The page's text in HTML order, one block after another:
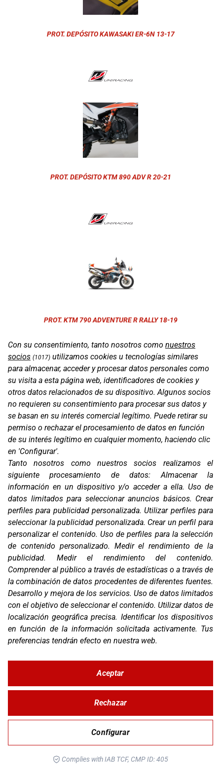
PROT. DEPÓSITO KAWASAKI ER-6N 13-17
PROT. DEPÓSITO KTM 890 ADV R 20-21
PROT. KTM 790 ADVENTURE R RALLY 18-19
PROT. KTM 890 ADVENTURE R RALLY 20-21
PROT. DEPÓSITO KTM 890 ADV R RALLY 20-21
Con su consentimiento, tanto nosotros como nuestros
socios (1017) utilizamos cookies u tecnologías similares
para almacenar, acceder y procesar datos personales como
su visita a esta página web, identificadores de cookies y
otros datos relacionados de su dispositivo. Algunos socios
no requieren su consentimiento para procesar sus datos y
se basan en su interés comercial legítimo. Puede retirar su
permiso o rechazar el procesamiento de datos en función
de su interés legítimo en cualquier momento, haciendo clic
en 'Configurar'.
Tanto nosotros como nuestros socios realizamos el
siguiente procesamiento de datos:Almacenar la
información en un dispositivo y/o acceder a ella. Uso de
datos limitados para seleccionar anuncios básicos. Crear
perfiles para publicidad personalizada.Utilizar perfiles para
seleccionar la publicidad personalizada. Crear un perfil para
personalizar el contenido. Uso de perfiles para la selección
de contenido personalizado. Medir el rendimiento de la
publicidad. Medir el rendimiento del contenido.
Comprender al público a través de estadísticas o a través de
la combinación de datos procedentes de diferentes fuentes.
Desarrollo y mejora de los servicios.Uso de datos limitados
con el objetivo de seleccionar el contenido. Utilizar datos de
localización geográfica precisa. Identificar los dispositivos
en función de la información solicitada activamente. Tus
preferencias tendrán efecto en nuestra web.
Configurar
Rechazar
Aceptar
Complies with IAB TCF, CMP ID: 405